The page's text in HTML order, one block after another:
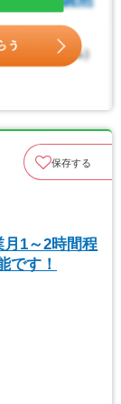
保存する
月1～2時間程
です！